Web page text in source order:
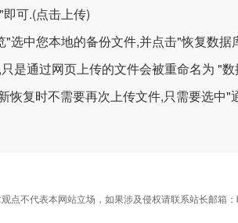
可.(点击上传)
选中您本地的备份文件,并点击"恢复数据
通过网页上传的文件会被重命名为 "数
恢复时不需要再次上传文件,只需要选中"
点不代表本网站立场，如果涉及侵权请联系站长邮箱